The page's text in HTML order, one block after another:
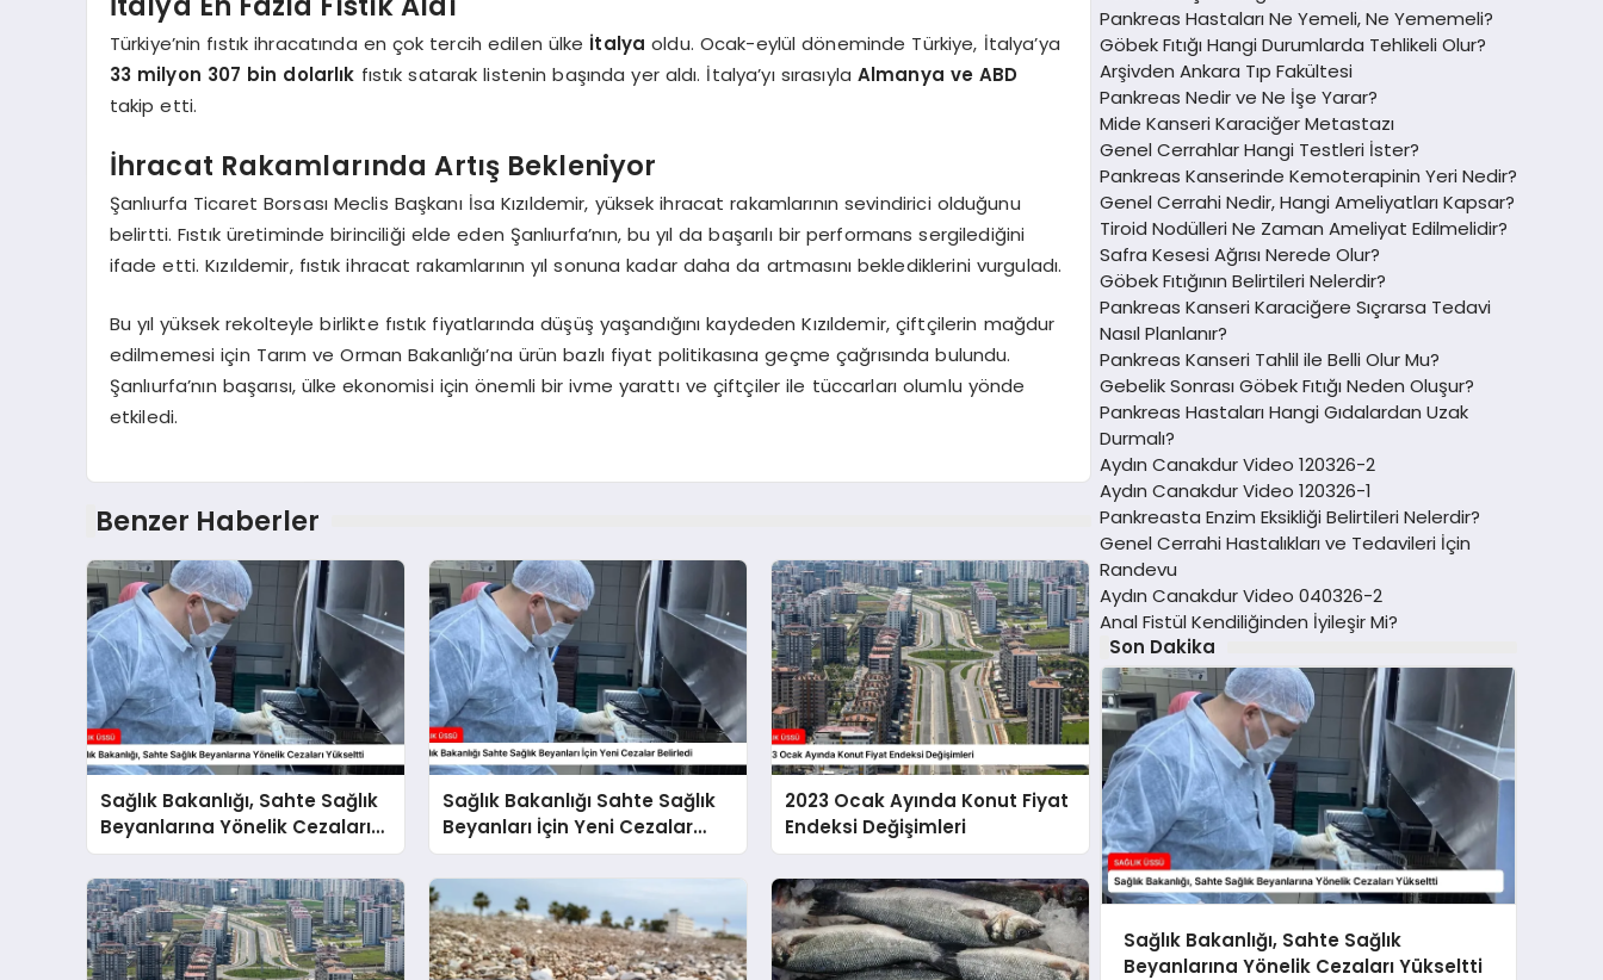
Türkiye’nin fıstık ihracatında en çok tercih edilen ülke İtalya oldu. Ocak-eylül döneminde Türkiye, İtalya’ya
33 milyon 307 bin dolarlık fıstık satarak listenin başında yer aldı. İtalya’yı sırasıyla Almanya ve ABD
takip etti.
İhracat Rakamlarında Artış Bekleniyor
Şanlıurfa Ticaret Borsası Meclis Başkanı İsa Kızıldemir, yüksek ihracat rakamlarının sevindirici olduğunu
belirtti. Fıstık üretiminde birinciliği elde eden Şanlıurfa’nın, bu yıl da başarılı bir performans sergilediğini
ifade etti. Kızıldemir, fıstık ihracat rakamlarının yıl sonuna kadar daha da artmasını beklediklerini vurguladı.
Bu yıl yüksek rekolteyle birlikte fıstık fiyatlarında düşüş yaşandığını kaydeden Kızıldemir, çiftçilerin mağdur
edilmemesi için Tarım ve Orman Bakanlığı’na ürün bazlı fiyat politikasına geçme çağrısında bulundu.
Şanlıurfa’nın başarısı, ülke ekonomisi için önemli bir ivme yarattı ve çiftçiler ile tüccarları olumlu yönde
etkiledi.
Benzer Haberler
Sağlık Bakanlığı, Sahte Sağlık
Beyanlarına Yönelik Cezaları
Yükseltti
Sağlık Bakanlığı Sahte Sağlık
Beyanları İçin Yeni Cezalar
Belirledi
2023 Ocak Ayında Konut Fiyat
Endeksi Değişimleri
Pankreas Hastaları Ne Yemeli, Ne Yememeli?
Göbek Fıtığı Hangi Durumlarda Tehlikeli Olur?
Arşivden Ankara Tıp Fakültesi
Pankreas Nedir ve Ne İşe Yarar?
Mide Kanseri Karaciğer Metastazı
Genel Cerrahlar Hangi Testleri İster?
Pankreas Kanserinde Kemoterapinin Yeri Nedir?
Genel Cerrahi Nedir, Hangi Ameliyatları Kapsar?
Tiroid Nodülleri Ne Zaman Ameliyat Edilmelidir?
Safra Kesesi Ağrısı Nerede Olur?
Göbek Fıtığının Belirtileri Nelerdir?
Pankreas Kanseri Karaciğere Sıçrarsa Tedavi
Nasıl Planlanır?
Pankreas Kanseri Tahlil ile Belli Olur Mu?
Gebelik Sonrası Göbek Fıtığı Neden Oluşur?
Pankreas Hastaları Hangi Gıdalardan Uzak
Durmalı?
Aydın Canakdur Video 120326-2
Aydın Canakdur Video 120326-1
Pankreasta Enzim Eksikliği Belirtileri Nelerdir?
Genel Cerrahi Hastalıkları ve Tedavileri İçin
Randevu
Aydın Canakdur Video 040326-2
Anal Fistül Kendiliğinden İyileşir Mi?
Son Dakika
Sağlık Bakanlığı, Sahte Sağlık
Beyanlarına Yönelik Cezaları Yükseltti